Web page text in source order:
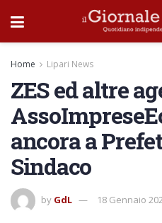
Home Lipari News
ZES ed altre
ancora a
Sindaco
by GdL 18 Gennaio